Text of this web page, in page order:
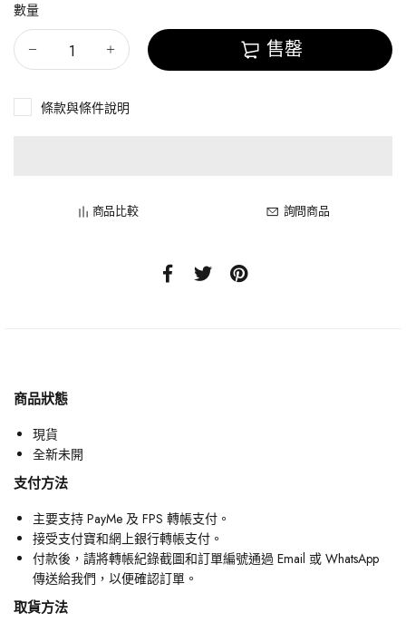
數量
售罄
條款與條件說明
商品比較 詢問商品
商品狀態
現貨
全新未開
支付方法
主要支持 PayMe 及 FPS 轉帳支付。
接受支付寶和網上銀行轉帳支付。
付款後，請將轉帳紀錄截圖和訂單編號通過 Email 或 WhatsApp
傳送給我們，以便確認訂單。
取貨方法